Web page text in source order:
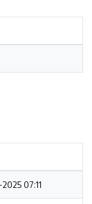
07:11